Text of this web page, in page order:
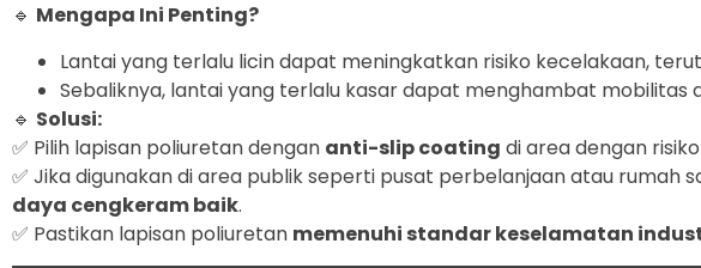
🔹 Mengapa Ini Penting?
Lantai yang terlalu licin dapat meningkatkan risiko kecelakaan,
Sebaliknya, lantai yang terlalu kasar dapat menghambat mobilitas
🔹 Solusi:
✅ Pilih lapisan poliuretan dengan anti-slip coating di area dengan
✅ Jika digunakan di area publik seperti pusat perbelanjaan atau rumah
daya cengkeram baik.
✅ Pastikan lapisan poliuretan memenuhi standar keselamatan